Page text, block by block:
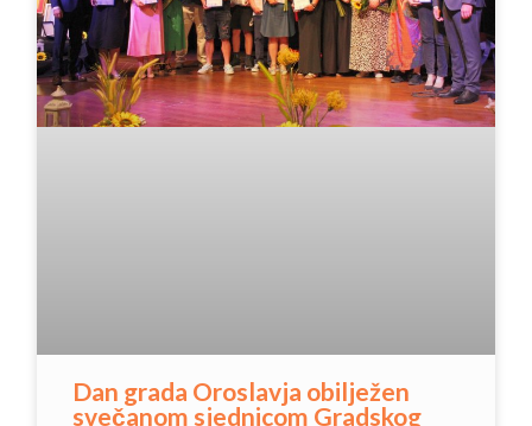
Dan grada Oroslavja obilježen
svečanom sjednicom Gradskog